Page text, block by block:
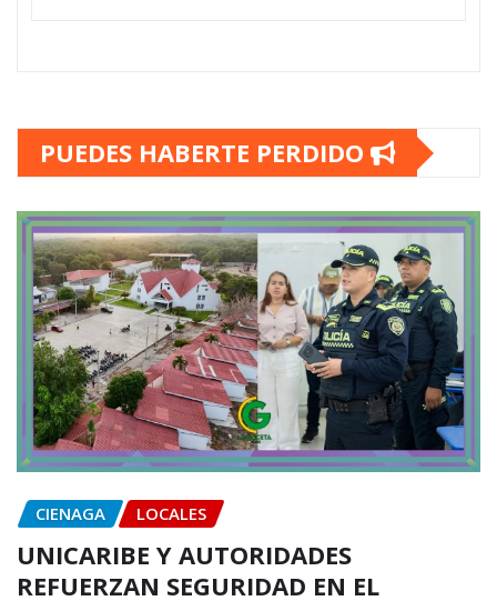
PUEDES HABERTE PERDIDO
CIENAGA LOCALES
UNICARIBE Y AUTORIDADES
REFUERZAN SEGURIDAD EN EL